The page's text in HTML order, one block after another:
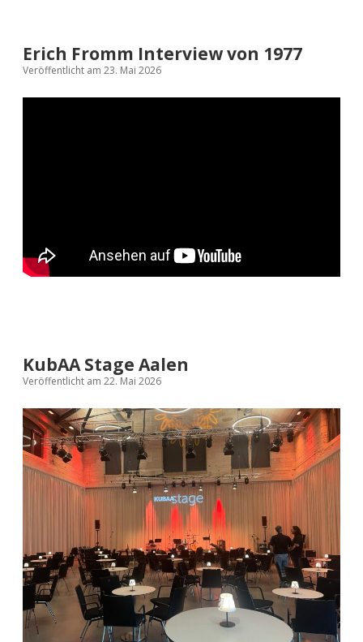
Erich Fromm Interview von 1977
Veröffentlicht am 23. Mai 2026
KubAA Stage Aalen
Veröffentlicht am 22. Mai 2026